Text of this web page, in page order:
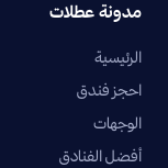
مدونة عطلات
الرئيسية
احجز فندق
الوجهات
أفضل الفنادق